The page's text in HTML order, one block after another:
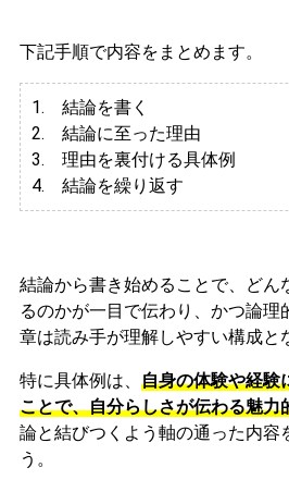
下記手順で内容をまとめます。
1. 結論を書く
2. 結論に至った理由
3. 理由を裏付ける具体例
4. 結論を繰り返す
結論から書き始めることで、どん
るのかが一目で伝わり、かつ論理
章は読み手が理解しやすい構成と
特に具体例は、 自身の体験や経験
ことで、自分らしさが伝わる魅力
論と結びつくよう軸の通った内容
う。